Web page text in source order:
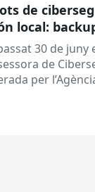
de
local:
30 de juny
de
per